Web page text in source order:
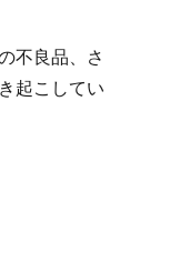
不良品、さ
起こしてい